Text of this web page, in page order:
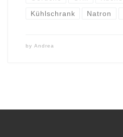
Kühlschrank Natron
by Andrea